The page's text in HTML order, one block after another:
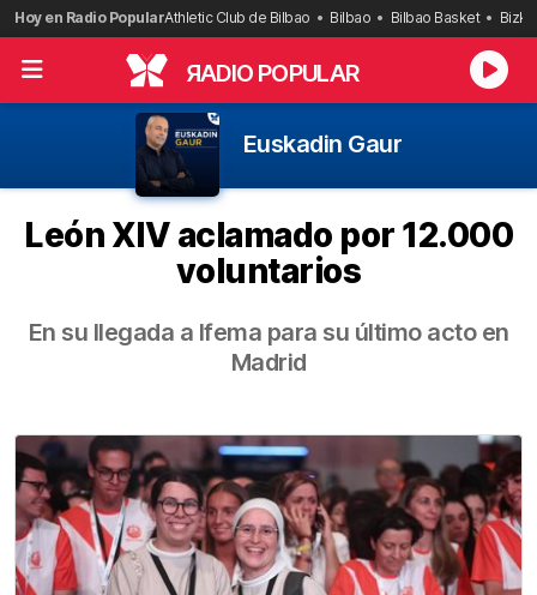
Saltar
al
contenido
Hoy en Radio PopularAthletic Club de Bilbao Bilbao Bilbao Basket
RADIO POPULAR
Euskadin Gaur
León XIV aclamado por 12.000
voluntarios
En su llegada a Ifema para su último acto en
Madrid